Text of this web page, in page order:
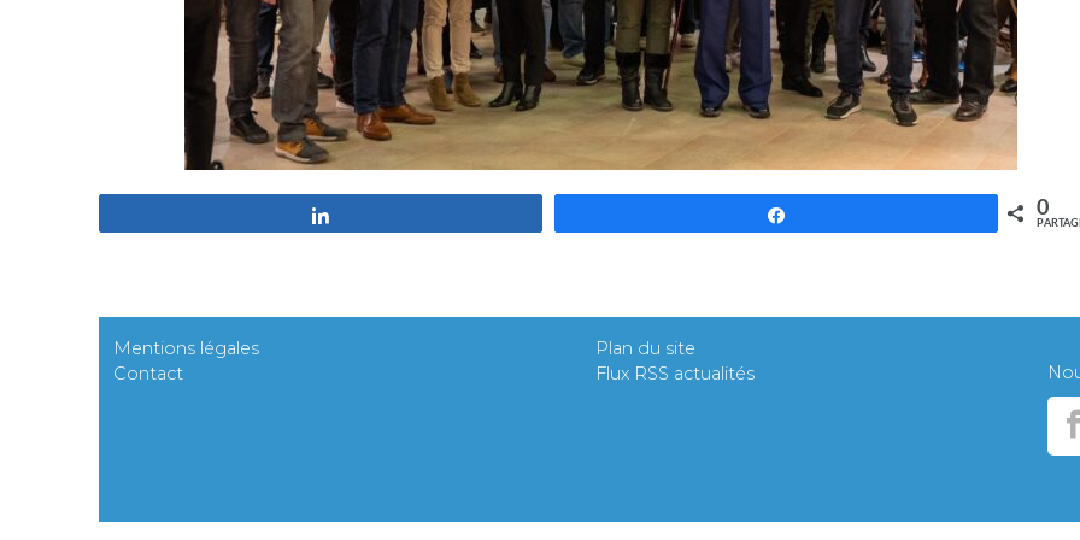
0
Mentions légales
Contact
Plan du site
Flux RSS actualités